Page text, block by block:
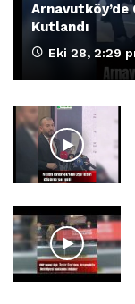
Arnavutköy’de
Kutlandı
Eki 28, 2:29